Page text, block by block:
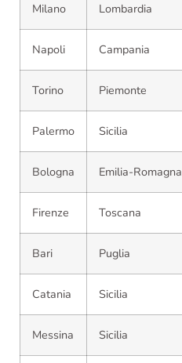
Milano Lombardia
Napoli Campania
Torino Piemonte
Palermo Sicilia
Bologna Emilia-Romagna
Firenze Toscana
Bari Puglia
Catania Sicilia
Messina Sicilia